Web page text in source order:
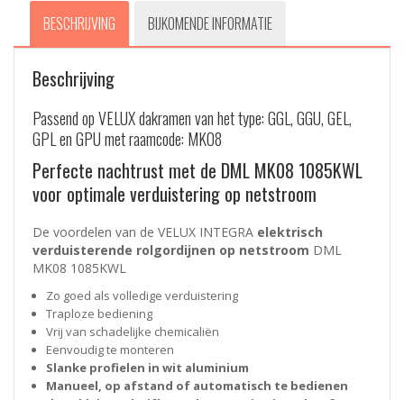
BESCHRIJVING BIJKOMENDE INFORMATIE
Beschrijving
Passend op VELUX dakramen van het type: GGL, GGU, GEL,
GPL en GPU met raamcode: MK08
Perfecte nachtrust met de DML MK08 1085KWL
voor optimale verduistering op netstroom
De voordelen van de VELUX INTEGRA elektrisch
verduisterende rolgordijnen op netstroom DML
MK08 1085KWL
Zo goed als volledige verduistering
Traploze bediening
Vrij van schadelijke chemicaliën
Eenvoudig te monteren
Slanke profielen in wit aluminium
Manueel, op afstand of automatisch te bedienen